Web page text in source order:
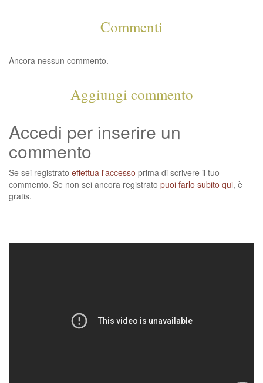
Commenti
Ancora nessun commento.
Aggiungi commento
Accedi per inserire un
commento
Se sei registrato effettua l'accesso prima di scrivere il tuo
commento. Se non sei ancora registrato puoi farlo subito qui, è
gratis.